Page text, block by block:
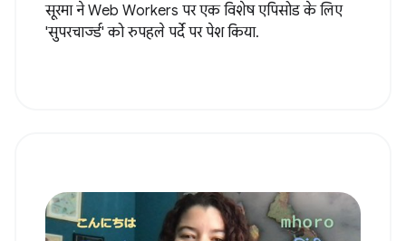
सूरमा ने Web Workers पर एक विशेष एपिसोड के लिए
'सुपरचार्ज्ड' को रुपहले पर्दे पर पेश किया.